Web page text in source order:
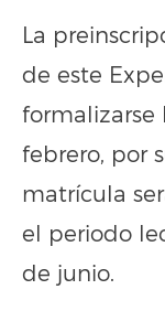
La
de este
formalizarse
febrero, por
matrícula
el periodo
de junio.